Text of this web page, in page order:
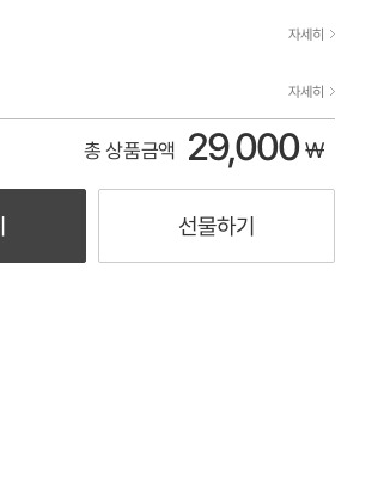
자세히
자세히
총 상품금액 29,000₩
선물하기